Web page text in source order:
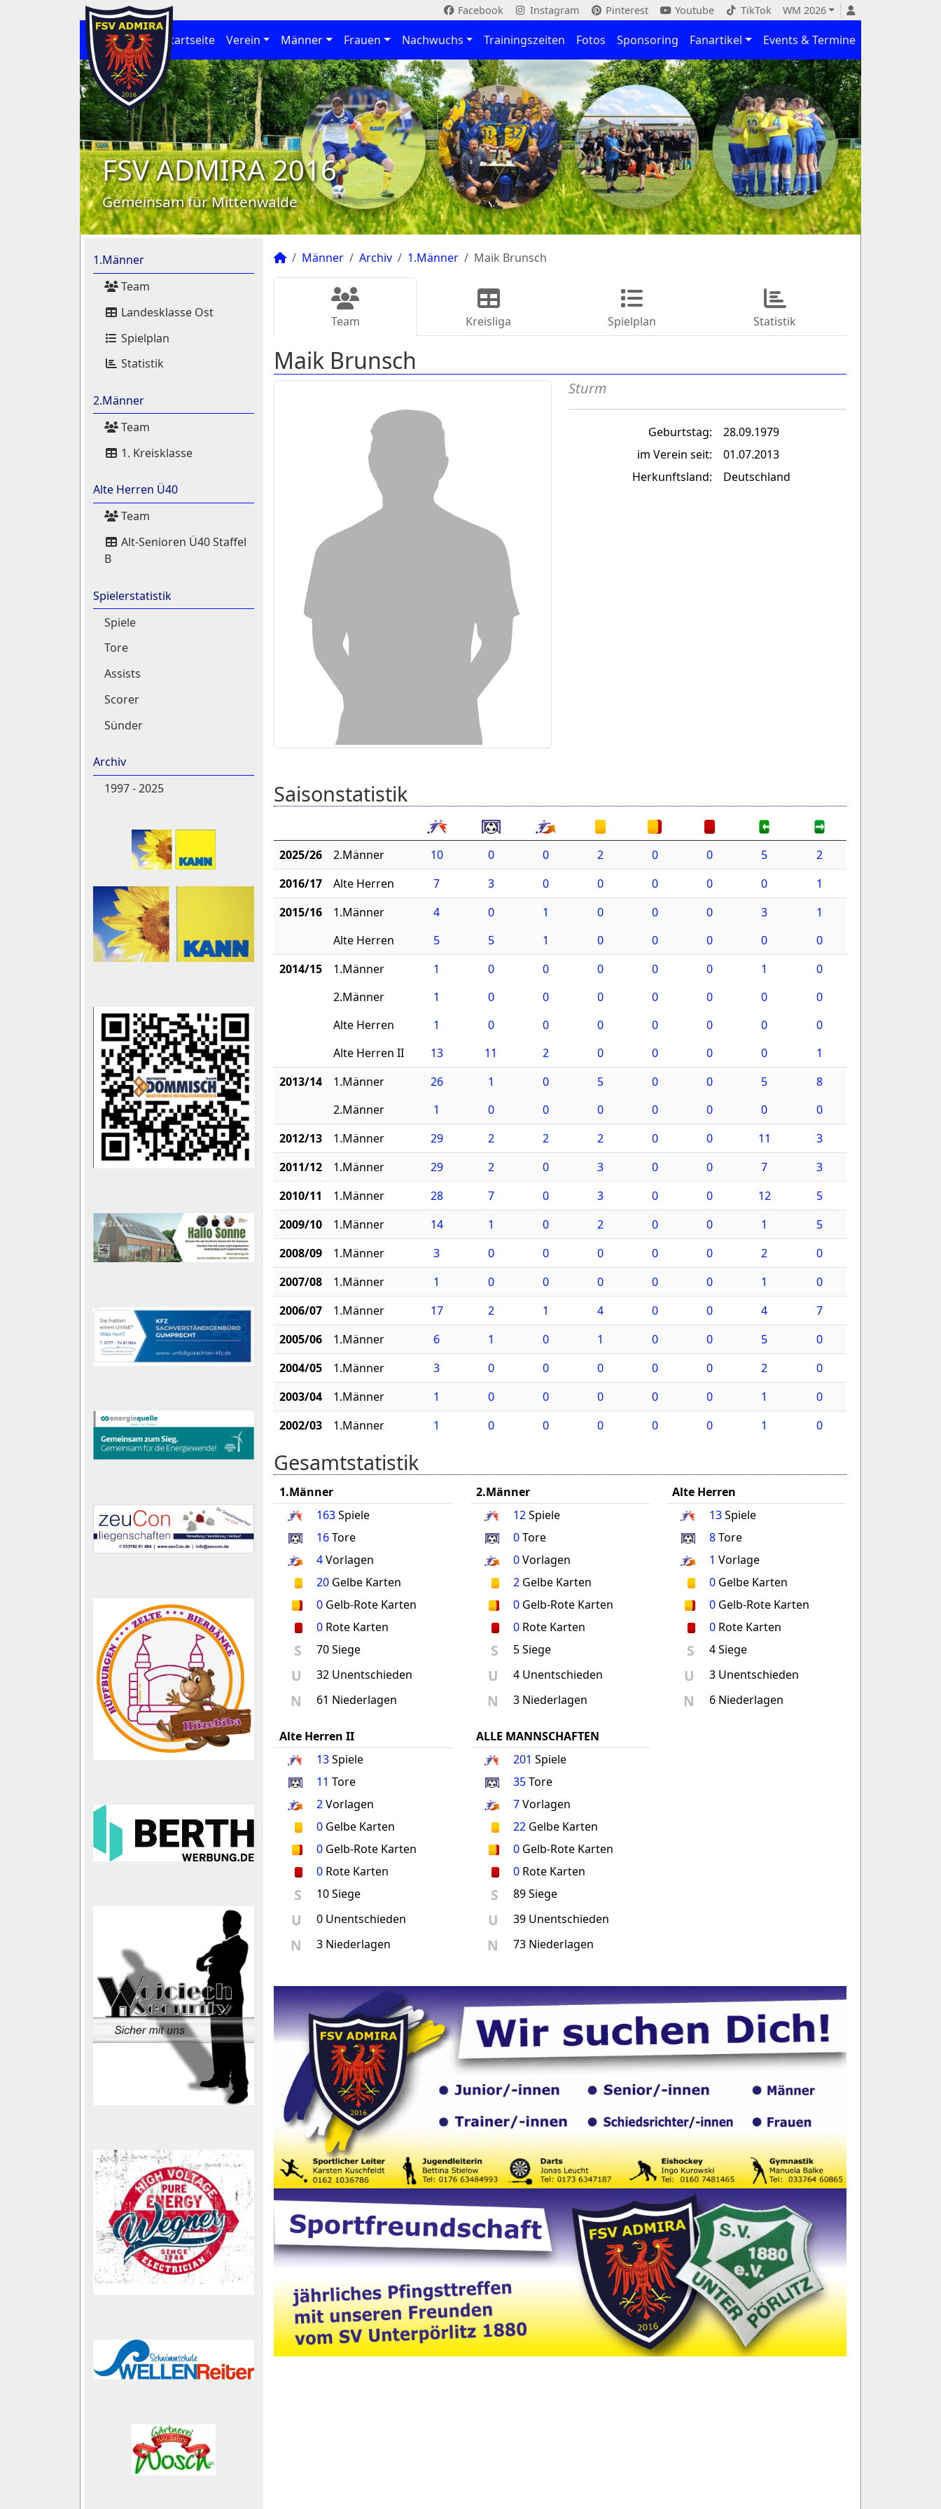
Facebook Instagram Pinterest Youtube TikTok WM 2026
Startseite Verein Männer Frauen Nachwuchs Trainingszeiten Fotos Sponsoring Fanartikel Events & Termine
FSV ADMIRA 2016
Gemeinsam für Mittenwalde
1.Männer
Team
Landesklasse Ost
Spielplan
Statistik
2.Männer
Team
1. Kreisklasse
Alte Herren Ü40
Team
Alt-Senioren Ü40 Staffel
B
Spielerstatistik
Spiele
Tore
Assists
Scorer
Sünder
Archiv
1997 - 2025
Männer Archiv 1.Männer Maik Brunsch
Team Kreisliga Spielplan Statistik
Maik Brunsch
Sturm
Geburtstag:
28.09.1979
im Verein seit:
01.07.2013
Herkunftsland:
Deutschland
Saisonstatistik
2025/26 2.Männer 10 0 0 2 0 0 5
2
2016/17
Alte Herren 7 3 0 0 0 0 0
1
2015/16
1.Männer 4 0 1 0 0 0 3
1
Alte Herren
5 5 1 0 0 0 0
0
2014/15
1.Männer 1 0 0 0 0 0 1
0
2.Männer
1 0 0 0 0 0 0
0
Alte Herren
1 0 0 0 0 0 0
0
Alte Herren II
13 11 2 0 0 0 0
1
2013/14
1.Männer 26 1 0 5 0 0 5
8
2.Männer
1 0 0 0 0 0 0
0
2012/13
1.Männer 29 2 2 2 0 0 11
3
2011/12
1.Männer 29 2 0 3 0 0 7
3
2010/11
1.Männer 28 7 0 3 0 0 12
5
2009/10
1.Männer 14 1 0 2 0 0 1
5
2008/09
1.Männer 3 0 0 0 0 0 2
0
2007/08
1.Männer 1 0 0 0 0 0 1
0
2006/07
1.Männer 17 2 1 4 0 0 4
7
2005/06
1.Männer 6 1 0 1 0 0 5
0
2004/05
1.Männer 3 0 0 0 0 0 2
0
2003/04
1.Männer 1 0 0 0 0 0 1
0
2002/03
1.Männer 1 0 0 0 0 0 1 0
Gesamtstatistik
1.Männer
163Spiele
16Tore
4Vorlagen
20 Gelbe Karten
0 Gelb-Rote Karten
0 Rote Karten
S 70 Siege
U 32 Unentschieden
N 61 Niederlagen
2.Männer
12Spiele
0Tore
0Vorlagen
2Gelbe Karten
0Gelb-Rote Karten
0Rote Karten
S 5 Siege
U 4 Unentschieden
N 3 Niederlagen
Alte Herren
13Spiele
8Tore
1 Vorlage
0 Gelbe Karten
0 Gelb-Rote Karten
0 Rote Karten
S 4 Siege
U 3 Unentschieden
N 6 Niederlagen
Alte Herren II
13Spiele
11 Tore
2Vorlagen
0 Gelbe Karten
0 Gelb-Rote Karten
0 Rote Karten
S 10 Siege
U 0 Unentschieden
N 3 Niederlagen
ALLE MANNSCHAFTEN
201 Spiele
35Tore
7Vorlagen
22Gelbe Karten
0Gelb-Rote Karten
0Rote Karten
S 89 Siege
U 39 Unentschieden
N 73 Niederlagen